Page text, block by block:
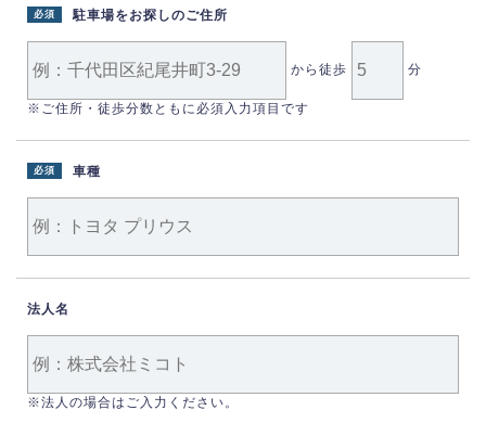
駐車場をお探しのご住所
必須
から徒歩 分
※ご住所・徒歩分数ともに必須入力項目です
車種
必須
法人名
※法人の場合はご入力ください。